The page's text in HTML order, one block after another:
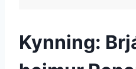
Kynning: